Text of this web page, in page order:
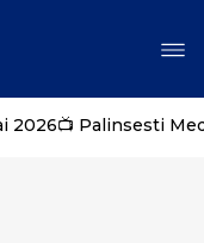
2026📺 Palinsesti